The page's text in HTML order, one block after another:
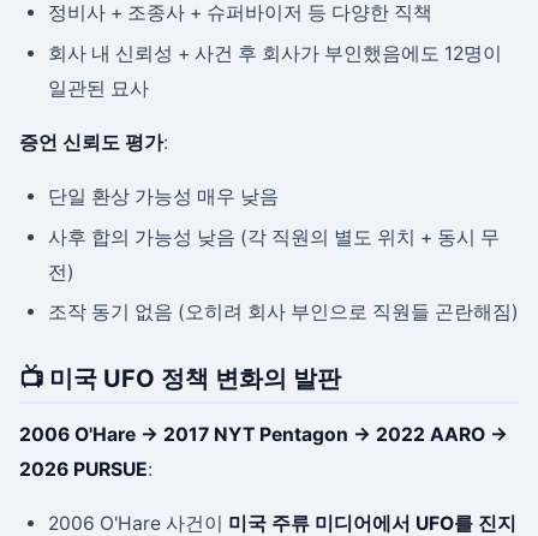
정비사 + 조종사 + 슈퍼바이저 등 다양한 직책
회사 내 신뢰성 + 사건 후 회사가 부인했음에도 12명이
일관된 묘사
증언 신뢰도 평가:
단일 환상 가능성 매우 낮음
사후 합의 가능성 낮음 (각 직원의 별도 위치 + 동시 무
전)
조작 동기 없음 (오히려 회사 부인으로 직원들 곤란해짐)
📺 미국 UFO 정책 변화의 발판
2006 O'Hare → 2017 NYT Pentagon → 2022 AARO →
2026 PURSUE:
2006 O'Hare 사건이 미국 주류 미디어에서 UFO를 진지